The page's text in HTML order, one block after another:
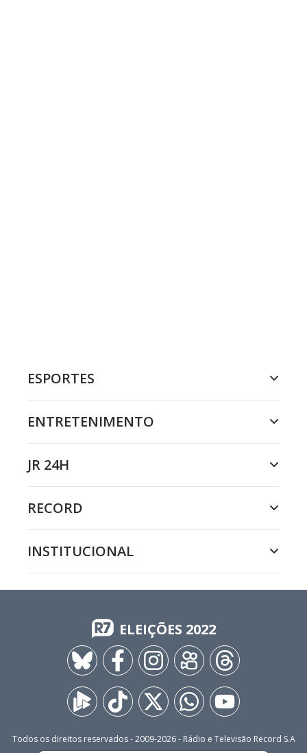
ESPORTES
ENTRETENIMENTO
JR 24H
RECORD
INSTITUCIONAL
ELEIÇÕES 2022
Todos os direitos reservados - 2009-2026- Rádio e Televisão Record S.A